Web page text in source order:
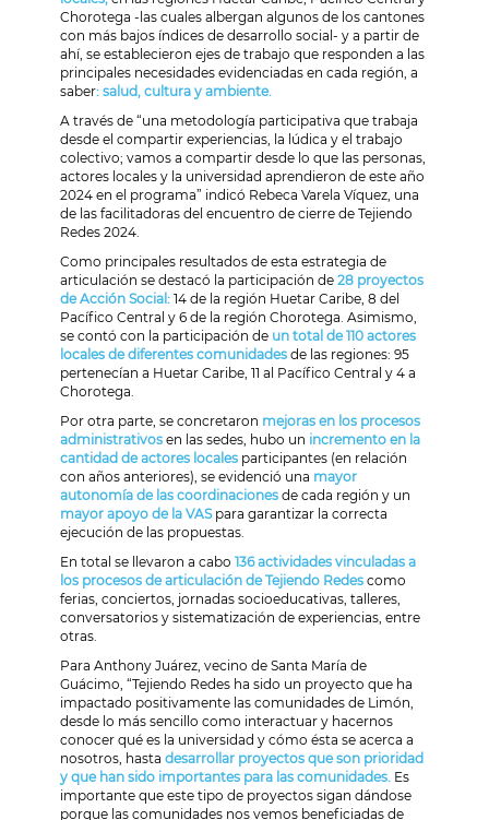
Chorotega -las cuales albergan algunos de los cantones
con más bajos índices de desarrollo social- y a partir de
ahí, se establecieron ejes de trabajo que responden a las
principales necesidades evidenciadas en cada región, a
saber: salud, cultura y ambiente.
A través de “una metodología participativa que trabaja
desde el compartir experiencias, la lúdica y el trabajo
colectivo; vamos a compartir desde lo que las personas,
actores locales y la universidad aprendieron de este año
2024 en el programa” indicó Rebeca Varela Víquez, una
de las facilitadoras del encuentro de cierre de Tejiendo
Redes 2024.
Como principales resultados de esta estrategia de
articulación se destacó la participación de 28 proyectos
de Acción Social: 14 de la región Huetar Caribe, 8 del
Pacífico Central y 6 de la región Chorotega. Asimismo,
se contó con la participación de un total de 110 actores
locales de diferentes comunidades de las regiones: 95
pertenecían a Huetar Caribe, 11 al Pacífico Central y 4 a
Chorotega.
Por otra parte, se concretaron mejoras en los procesos
administrativos en las sedes, hubo un incremento en la
cantidad de actores locales participantes (en relación
con años anteriores), se evidenció una mayor
autonomía de las coordinaciones de cada región y un
mayor apoyo de la VASpara garantizar la correcta
ejecución de las propuestas.
En total se llevaron a cabo 136 actividades vinculadas a
los procesos de articulación de Tejiendo Redes como
ferias, conciertos, jornadas socioeducativas, talleres,
conversatorios y sistematización de experiencias, entre
otras.
Para Anthony Juárez, vecino de Santa María de
Guácimo, “Tejiendo Redes ha sido un proyecto que ha
impactado positivamente las comunidades de Limón,
desde lo más sencillo como interactuar y hacernos
conocer qué es la universidad y cómo ésta se acerca a
nosotros, hasta desarrollar proyectos que son prioridad
y que han sido importantes para las comunidades. Es
importante que este tipo de proyectos sigan dándose
porque las comunidades nos vemos beneficiadas de